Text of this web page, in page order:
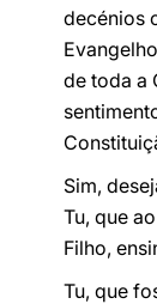
decénios
de toda a
Sim,
Tu, que
Filho,
Tu, que